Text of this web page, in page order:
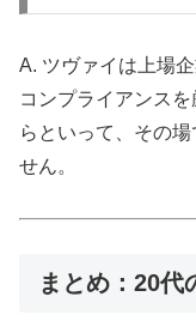
A. ツヴァイは上場
コンプライアンス
らといって、その
せん。
まとめ：20代